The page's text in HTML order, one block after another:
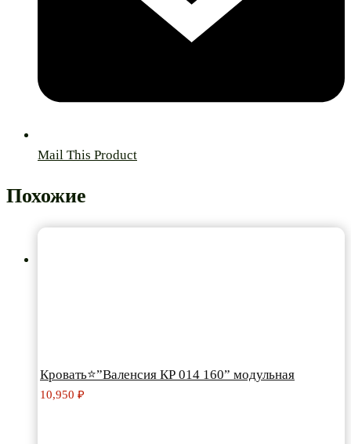
Mail This Product
Похожие
Кровать⭐”Валенсия КР 014 160” модульная
10,950 ₽